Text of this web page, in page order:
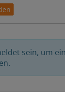
sein, um